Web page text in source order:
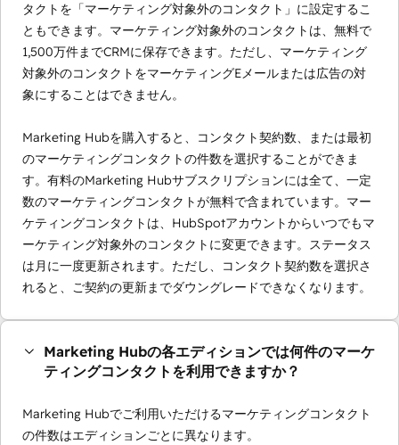
タクトを「マーケティング対象外のコンタクト」に設定するこ
ともできます。マーケティング対象外のコンタクトは、無料で
1,500万件までCRMに保存できます。ただし、マーケティング
対象外のコンタクトをマーケティングEメールまたは広告の対
象にすることはできません。
Marketing Hubを購入すると、コンタクト契約数、または最初
のマーケティングコンタクトの件数を選択することができま
す。有料のMarketing Hubサブスクリプションには全て、一定
数のマーケティングコンタクトが無料で含まれています。マー
ケティングコンタクトは、HubSpotアカウントからいつでもマ
ーケティング対象外のコンタクトに変更できます。ステータス
は月に一度更新されます。ただし、コンタクト契約数を選択さ
れると、ご契約の更新までダウングレードできなくなります。
Marketing Hubの各エディションでは何件のマーケ
ティングコンタクトを利用できますか？
Marketing Hubでご利用いただけるマーケティングコンタクト
の件数はエディションごとに異なります。